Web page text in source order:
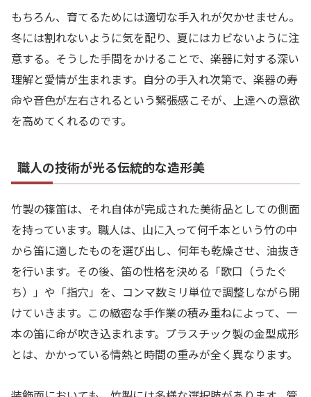
もちろん、育てるためには適切な手入れが欠かせません。
冬には割れないように気を配り、夏にはカビないように注
意する。そうした手間をかけることで、楽器に対する深い
理解と愛情が生まれます。自分の手入れ次第で、楽器の寿
命や音色が左右されるという緊張感こそが、上達への意欲
を高めてくれるのです。
職人の技術が光る伝統的な造形美
竹製の篠笛は、それ自体が完成された美術品としての側面
を持っています。職人は、山に入って何千本という竹の中
から笛に適したものを選び出し、何年も乾燥させ、油抜き
を行います。その後、笛の性格を決める「歌口（うたぐ
ち）」や「指穴」を、コンマ数ミリ単位で調整しながら開
けていきます。この緻密な手作業の積み重ねによって、一
本の笛に命が吹き込まれます。プラスチック製の金型成形
とは、かかっている情熱と時間の重みが全く異なります。